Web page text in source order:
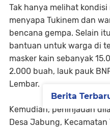
Tak hanya melihat
menyapa Tukinem dan
bencana gempa. Selain
bantuan untuk warga di
masker kain sebanyak
2.000 buah, lauk pauk
Lembar.
Kemudian, peninjauan
Desa Jabung,
Berita